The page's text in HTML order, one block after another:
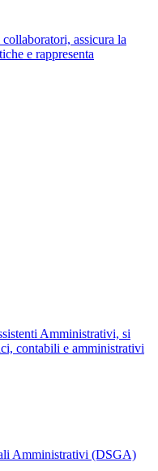
assicura la
e rappresenta
Amministrativi, si
contabili e amministrativi
Amministrativi (DSGA)